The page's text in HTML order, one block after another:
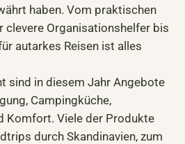
haben. Vom praktischen
clevere Organisationshelfer bis
autarkes Reisen ist alles
sind in diesem Jahr Angebote
Campingküche,
Komfort. Viele der Produkte
durch Skandinavien, zum